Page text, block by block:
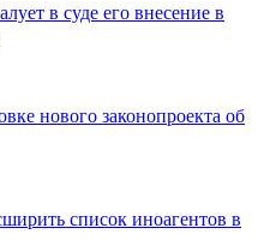
в суде его внесение в
нового законопроекта об
список иноагентов в